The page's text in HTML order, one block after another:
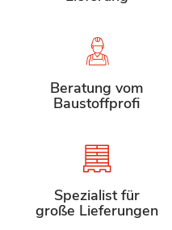
Beratung vom
Baustoffprofi
Spezialist für
große Lieferungen